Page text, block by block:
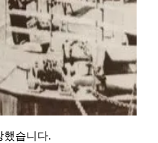
했습니다.